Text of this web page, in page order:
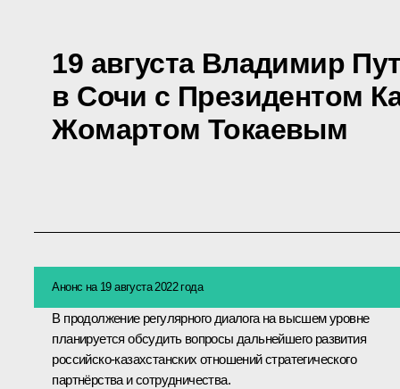
19 августа Владимир
в Сочи с Президентом
Жомартом Токаевым
Анонс на 19 августа 2022 года
В продолжение регулярного диалога на высшем уровне
планируется обсудить вопросы дальнейшего развития
российско-казахстанских отношений стратегического
партнёрства и сотрудничества.